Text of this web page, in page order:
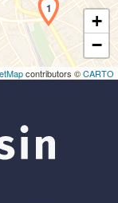
1
+
−
contributors ©CARTO